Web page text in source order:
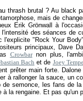
thrash brutal ? Au black
mais de
Erik Grönwall à
l'intensité des séances de
l'explicite "Rock Your
principaux, Dave
Crowbarnon plus,
Bach et de Joey
prêter main forte.
à rallonger la sauce, un
semonce, les fans de
à la rengaine. Et pas qu'un